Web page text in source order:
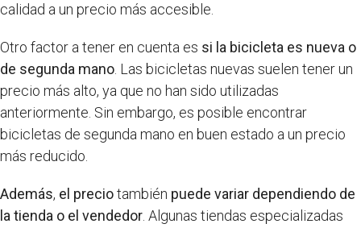
calidad a un precio más accesible.
Otro factor a tener en cuenta es si la bicicleta es nueva o
de segunda mano. Las bicicletas nuevas suelen tener un
precio más alto, ya que no han sido utilizadas
anteriormente. Sin embargo, es posible encontrar
bicicletas de segunda mano en buen estado a un precio
más reducido.
Además, el preciotambién puede variar dependiendo de
la tienda o el vendedor. Algunas tiendas especializadas